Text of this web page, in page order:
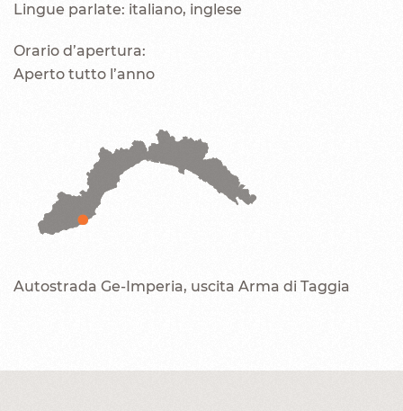
Lingue parlate: italiano, inglese
Orario d’apertura:
Aperto tutto l’anno
Autostrada Ge-Imperia, uscita Arma di Taggia